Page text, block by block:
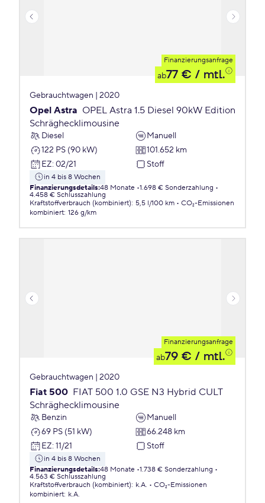
Finanzierungsanfrage
ab77 € / mtl.
Gebrauchtwagen | 2020
Opel Astra OPEL Astra 1.5 Diesel 90kW Edition
Schräghecklimousine
Diesel
Manuell
122 PS (90 kW)
101.652 km
EZ: 02/21 Stoff
in 4 bis 8 Wochen
Finanzierungsdetails:48 Monate 1.698 € Sonderzahlung
4.458 € Schlusszahlung
Kraftstoffverbrauch (kombiniert): 5,5 l/100 km
CO₂-Emissionen
kombiniert: 126 g/km
Finanzierungsanfrage
ab79 € / mtl.
Gebrauchtwagen | 2020
Fiat 500 FIAT 500 1.0 GSE N3 Hybrid CULT
Schräghecklimousine
Benzin
Manuell
69 PS (51 kW)
66.248 km
EZ: 11/21 Stoff
in 4 bis 8 Wochen
Finanzierungsdetails:48 Monate 1.738 € Sonderzahlung
4.563 € Schlusszahlung
Kraftstoffverbrauch (kombiniert): k.A.
CO₂-Emissionen
kombiniert: k.A.